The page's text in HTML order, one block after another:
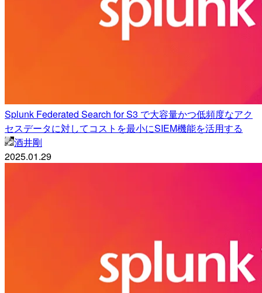
Splunk Federated Search for S3 で大容量かつ低頻度なアク
セスデータに対してコストを最小にSIEM機能を活用する
酒井剛
2025.01.29